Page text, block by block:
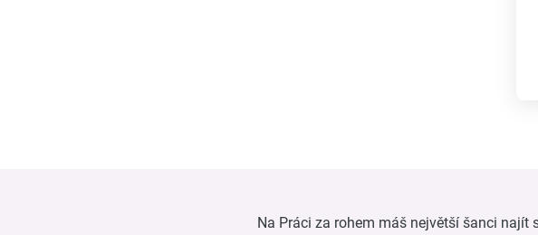
Na Práci za rohem máš největší šanci